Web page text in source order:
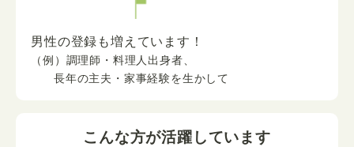
男性の登録も増えています！
（例）調理師・料理人出身者、
長年の主夫・家事経験を生かして
こんな方が活躍しています